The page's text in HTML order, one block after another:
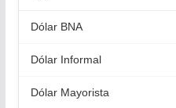
Dólar BNA
Dólar Informal
Dólar Mayorista